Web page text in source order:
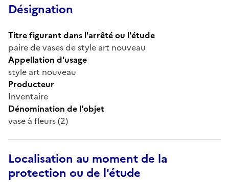
Désignation
Titre figurant dans l'arrêté ou l'étude
paire de vases de style art nouveau
Appellation d'usage
style art nouveau
Producteur
Inventaire
Dénomination de l'objet
vase à fleurs (2)
Localisation au moment de la
protection ou de l'étude